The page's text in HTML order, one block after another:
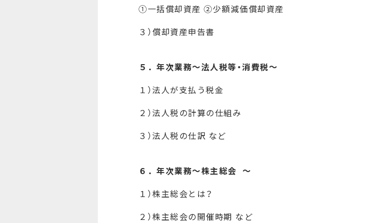
①一括償却資産 ②少額減価償却資産
３）償却資産申告書
５．年次業務～法人税等・消費税～
１）法人が支払う税金
２）法人税の計算の仕組み
３）法人税の仕訳 など
６．年次業務～株主総会 ～
１）株主総会とは？
２）株主総会の開催時期 など